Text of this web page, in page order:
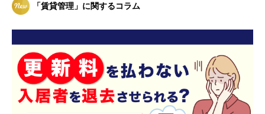
「賃貸管理」に関するコラム